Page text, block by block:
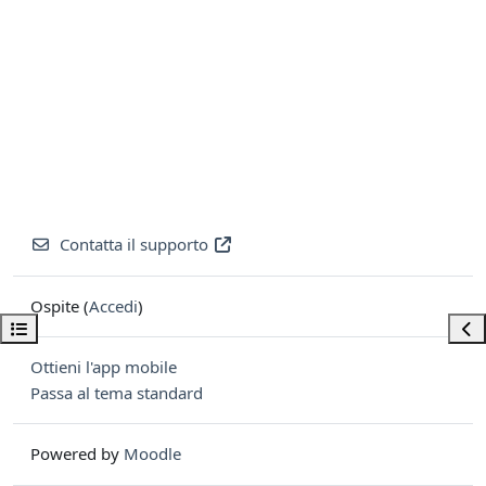
Apri indice del corso
Contatta il supporto
Ospite (Accedi)
Ottieni l'app mobile
Passa al tema standard
Powered by Moodle